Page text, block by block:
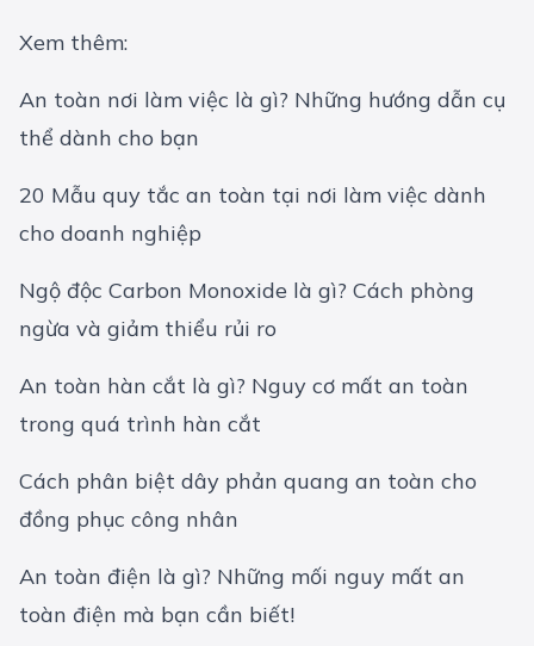
Xem thêm:
An toàn nơi làm việc là gì? Những hướng dẫn cụ
thể dành cho bạn
20 Mẫu quy tắc an toàn tại nơi làm việc dành
cho doanh nghiệp
Ngộ độc Carbon Monoxide là gì? Cách phòng
ngừa và giảm thiểu rủi ro
An toàn hàn cắt là gì? Nguy cơ mất an toàn
trong quá trình hàn cắt
Cách phân biệt dây phản quang an toàn cho
đồng phục công nhân
An toàn điện là gì? Những mối nguy mất an
toàn điện mà bạn cần biết!